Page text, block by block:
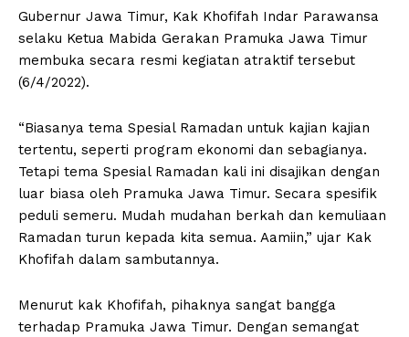
Gubernur Jawa Timur, Kak Khofifah Indar Parawansa
selaku Ketua Mabida Gerakan Pramuka Jawa Timur
membuka secara resmi kegiatan atraktif tersebut
(6/4/2022).
“Biasanya tema Spesial Ramadan untuk kajian kajian
tertentu, seperti program ekonomi dan sebagianya.
Tetapi tema Spesial Ramadan kali ini disajikan dengan
luar biasa oleh Pramuka Jawa Timur. Secara spesifik
peduli semeru. Mudah mudahan berkah dan kemuliaan
Ramadan turun kepada kita semua. Aamiin,” ujar Kak
Khofifah dalam sambutannya.
Menurut kak Khofifah, pihaknya sangat bangga
terhadap Pramuka Jawa Timur. Dengan semangat